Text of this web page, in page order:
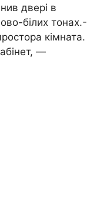
двері в
білих тонах.-
кімната.
—